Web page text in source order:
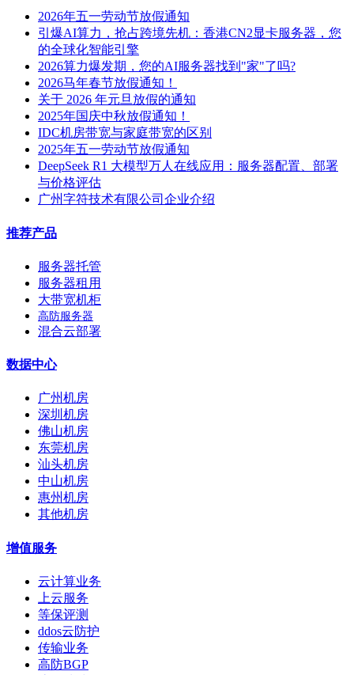
2026年五一劳动节放假通知
引爆AI算力，抢占跨境先机：香港CN2显卡服务器，您
的全球化智能引擎
2026算力爆发期，您的AI服务器找到"家"了吗?
2026马年春节放假通知！
关于 2026 年元旦放假的通知
2025年国庆中秋放假通知！
IDC机房带宽与家庭带宽的区别
2025年五一劳动节放假通知
DeepSeek R1 大模型万人在线应用：服务器配置、部署
与价格评估
广州字符技术有限公司企业介绍
推荐产品
服务器托管
服务器租用
大带宽机柜
高防服务器
混合云部署
数据中心
广州机房
深圳机房
佛山机房
东莞机房
汕头机房
中山机房
惠州机房
其他机房
增值服务
云计算业务
上云服务
等保评测
ddos云防护
传输业务
高防BGP